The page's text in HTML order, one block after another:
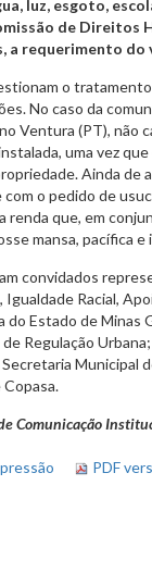
luz, esgoto,
de Direitos
a requerimento
o
No caso da
Ventura (PT), não
uma vez
Ainda de
o pedido de
renda que, em
mansa, pacífica
convidados
Racial,
do Estado de Minas
Regulação
Municipal
Comunicação
PDF